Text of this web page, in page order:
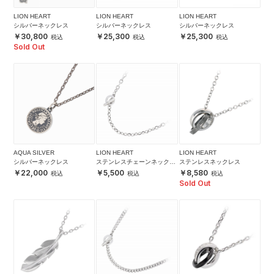
LION HEART
シルバーネックレス
30,800
Sold Out
LION HEART
シルバーネックレス
25,300
LION HEART
シルバーネックレス
25,300
AQUA SILVER
シルバーネックレス
22,000
LION HEART
ステンレスチェーンネックレ
ス 5,500
LION HEART
ステンレスネックレス
8,580
Sold Out